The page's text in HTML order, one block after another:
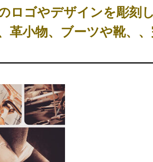
ロゴやデザインを彫刻
革小物、ブーツや靴、